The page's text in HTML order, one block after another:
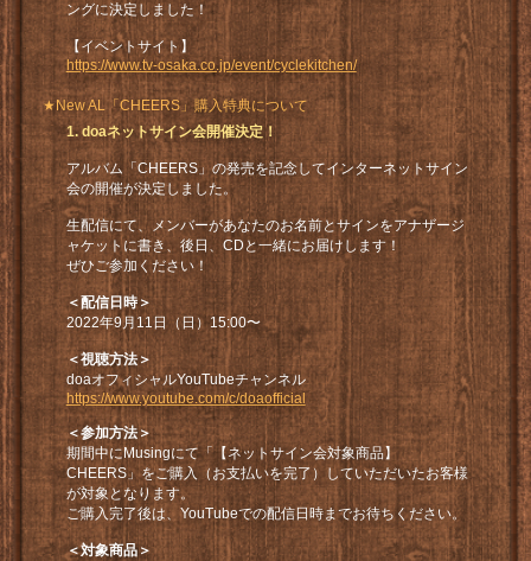
ングに決定しました！
【イベントサイト】
https://www.tv-osaka.co.jp/event/cyclekitchen/
★New AL「CHEERS」購入特典について
1. doaネットサイン会開催決定！
アルバム「CHEERS」の発売を記念してインターネットサイン
会の開催が決定しました。
生配信にて、メンバーがあなたのお名前とサインをアナザージ
ャケットに書き、後日、CDと一緒にお届けします！
ぜひご参加ください！
＜配信日時＞
2022年9月11日（日）15:00〜
＜視聴方法＞
doaオフィシャルYouTubeチャンネル
https://www.youtube.com/c/doaofficial
＜参加方法＞
期間中にMusingにて「【ネットサイン会対象商品】
CHEERS」をご購入（お支払いを完了）していただいたお客様
が対象となります。
ご購入完了後は、YouTubeでの配信日時までお待ちください。
＜対象商品＞